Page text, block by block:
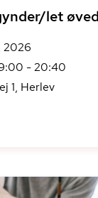
let
2026
- 20:40
1, Herlev